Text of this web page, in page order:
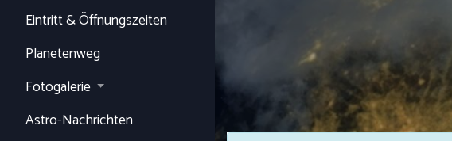
Eintritt & Öffnungszeiten
Planetenweg
Fotogalerie
Astro-Nachrichten